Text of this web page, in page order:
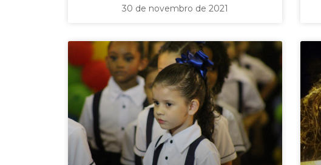
30 de novembro de 2021